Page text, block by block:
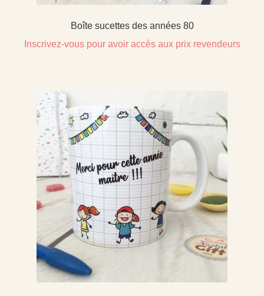
Boîte sucettes des années 80
Inscrivez-vous pour avoir accès aux prix revendeurs